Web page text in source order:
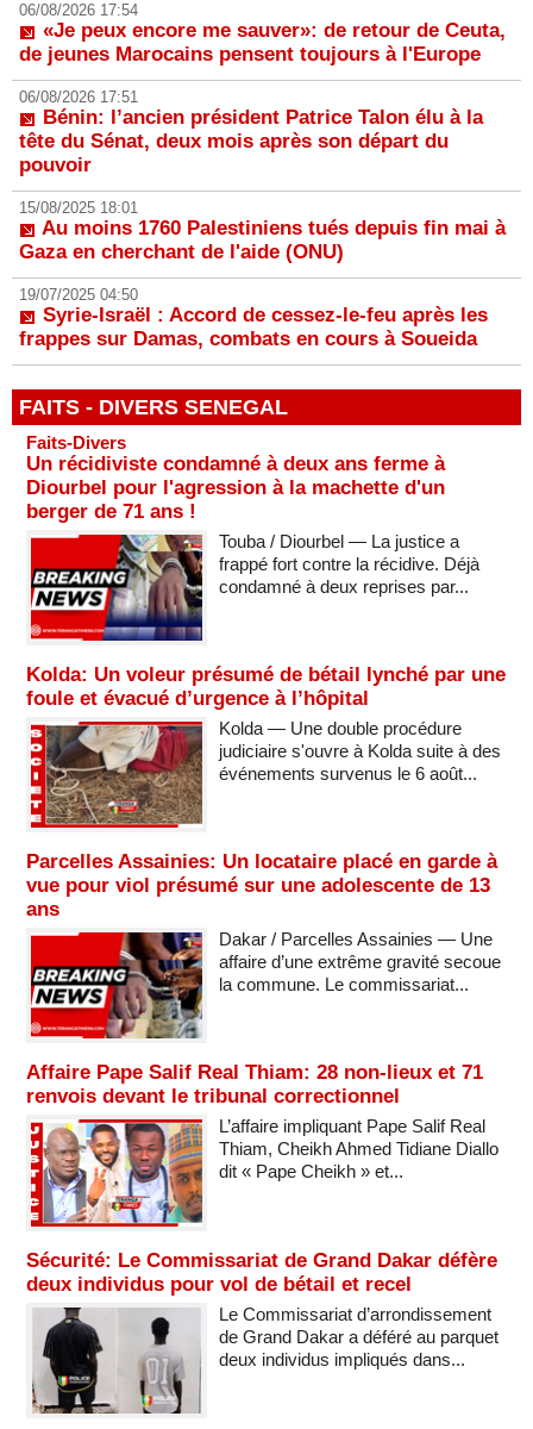
06/08/2026 17:54
«Je peux encore me sauver»: de retour de Ceuta,
de jeunes Marocains pensent toujours à l'Europe
06/08/2026 17:51
Bénin: l’ancien président Patrice Talon élu à la
tête du Sénat, deux mois après son départ du
pouvoir
15/08/2025 18:01
Au moins 1760 Palestiniens tués depuis fin mai à
Gaza en cherchant de l'aide (ONU)
19/07/2025 04:50
Syrie-Israël : Accord de cessez-le-feu après les
frappes sur Damas, combats en cours à Soueida
FAITS - DIVERS SENEGAL
Faits-Divers
Un récidiviste condamné à deux ans ferme à
Diourbel pour l'agression à la machette d'un
berger de 71 ans !
Touba / Diourbel — La justice a
frappé fort contre la récidive. Déjà
condamné à deux reprises par...
Kolda: Un voleur présumé de bétail lynché par une
foule et évacué d’urgence à l’hôpital
Kolda — Une double procédure
judiciaire s'ouvre à Kolda suite à des
événements survenus le 6 août...
Parcelles Assainies: Un locataire placé en garde à
vue pour viol présumé sur une adolescente de 13
ans
Dakar / Parcelles Assainies — Une
affaire d’une extrême gravité secoue
la commune. Le commissariat...
Affaire Pape Salif Real Thiam: 28 non-lieux et 71
renvois devant le tribunal correctionnel
L’affaire impliquant Pape Salif Real
Thiam, Cheikh Ahmed Tidiane Diallo
dit « Pape Cheikh » et...
Sécurité: Le Commissariat de Grand Dakar défère
deux individus pour vol de bétail et recel
Le Commissariat d’arrondissement
de Grand Dakar a déféré au parquet
deux individus impliqués dans...